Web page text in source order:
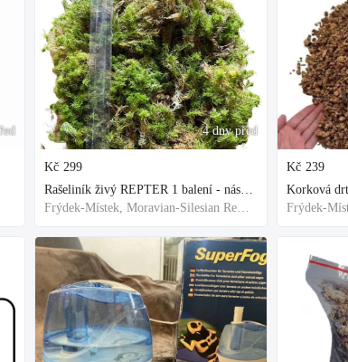
4 dny před
Kč 299
Rašeliník živý REPTER 1 balení - násada, TOP kvalita 30cm-30cm-8cm
Frýdek-Místek, Moravian-Silesian Region,Others
Kč 239
Korková